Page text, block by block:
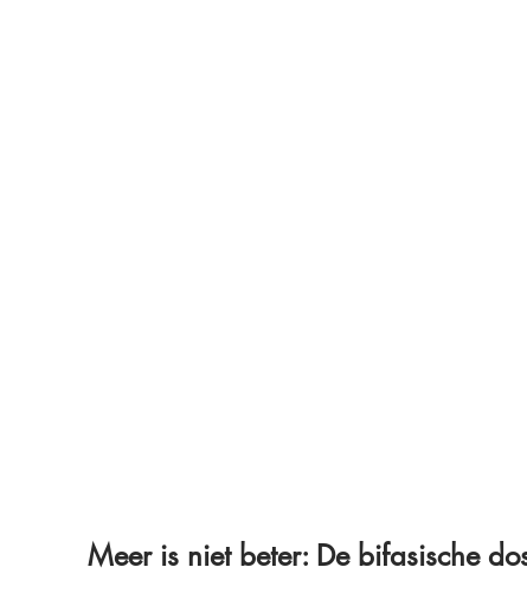
Meer is niet beter: De bifasische